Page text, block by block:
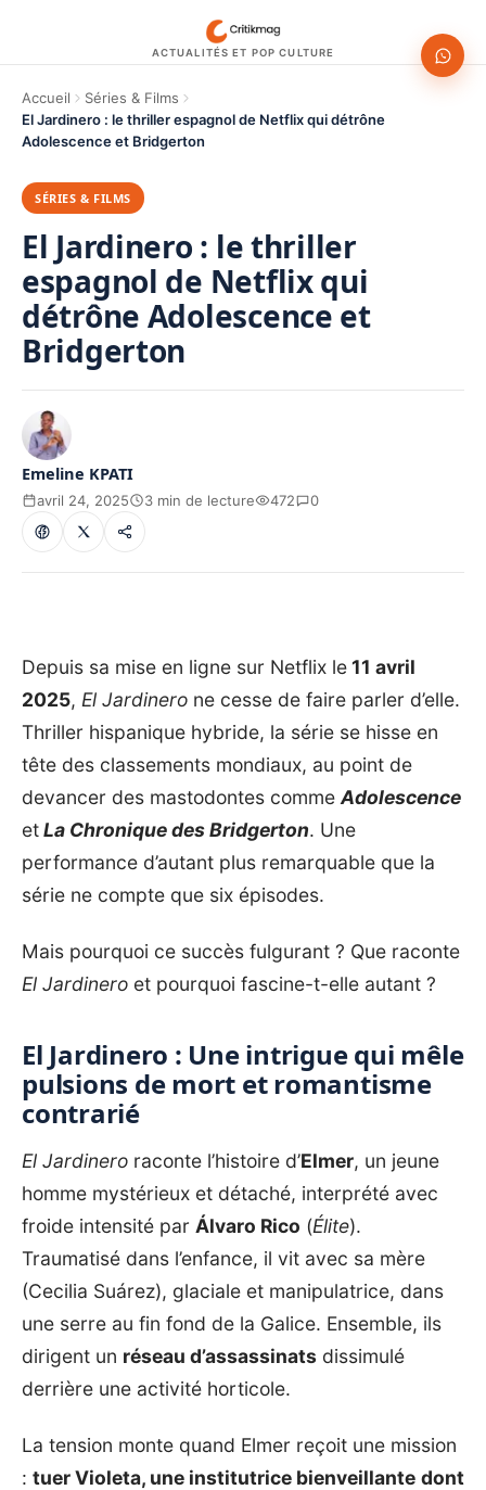
ACTUALITÉS ET POP CULTURE
Accueil
Séries & Films
El Jardinero : le thriller espagnol de Netflix qui détrône
Adolescence et Bridgerton
SÉRIES & FILMS
El Jardinero : le thriller
espagnol de Netflix qui
détrône Adolescence et
Bridgerton
Emeline KPATI
avril 24, 2025 3 min de lecture 472 0
Depuis sa mise en ligne sur Netflix le11 avril
2025, El Jardinero ne cesse de faire parler d’elle.
Thriller hispanique hybride, la série se hisse en
tête des classements mondiaux, au point de
devancer des mastodontes comme Adolescence
etLa Chronique des Bridgerton. Une
performance d’autant plus remarquable que la
série ne compte que six épisodes.
Mais pourquoi ce succès fulgurant ? Que raconte
El Jardinero et pourquoi fascine-t-elle autant ?
El Jardinero : Une intrigue qui mêle
pulsions de mort et romantisme
contrarié
El Jardinero raconte l’histoire d’Elmer, un jeune
homme mystérieux et détaché, interprété avec
froide intensité par Álvaro Rico (Élite).
Traumatisé dans l’enfance, il vit avec sa mère
(Cecilia Suárez), glaciale et manipulatrice, dans
une serre au fin fond de la Galice. Ensemble, ils
dirigent un réseau d’assassinats dissimulé
derrière une activité horticole.
La tension monte quand Elmer reçoit une mission
: tuer Violeta, une institutrice bienveillante dont